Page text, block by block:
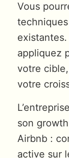
Vous
appliquez
votre
votre
son
Airbnb :
active sur